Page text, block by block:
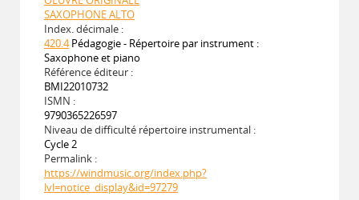
SAXOPHONE ALTO
Index. décimale :
420.4 Pédagogie - Répertoire par instrument :
Saxophone et piano
Référence éditeur :
BMI22010732
ISMN :
9790365226597
Niveau de difficulté répertoire instrumental :
Cycle 2
Permalink :
https://windmusic.org/index.php?
lvl=notice_display&id=97279